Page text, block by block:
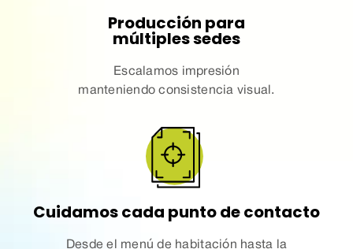
Producción para
múltiples sedes
Escalamos impresión
manteniendo consistencia visual.
Cuidamos cada punto de contacto
Desde el menú de habitación hasta la